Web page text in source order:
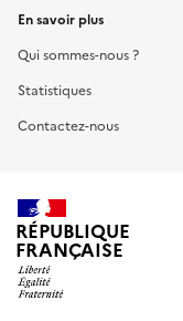
En savoir plus
Qui sommes-nous ?
Statistiques
Contactez-nous
RÉPUBLIQUE
FRANÇAISE